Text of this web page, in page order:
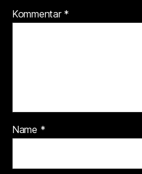
Kommentar *
Name *